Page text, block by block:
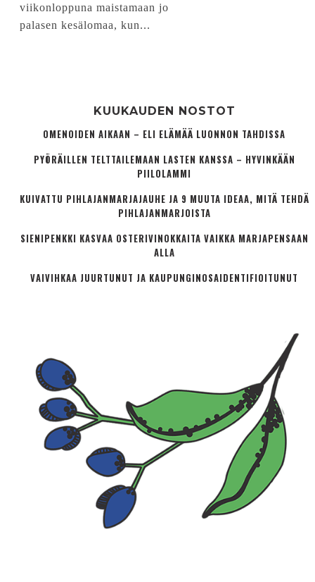
viikonloppuna maistamaan jo
palasen kesälomaa, kun...
KUUKAUDEN NOSTOT
OMENOIDEN AIKAAN – ELI ELÄMÄÄ LUONNON TAHDISSA
PYÖRÄILLEN TELTTAILEMAAN LASTEN KANSSA – HYVINKÄÄN
PIILOLAMMI
KUIVATTU PIHLAJANMARJAJAUHE JA 9 MUUTA IDEAA, MITÄ TEHDÄ
PIHLAJANMARJOISTA
SIENIPENKKI KASVAA OSTERIVINOKKAITA VAIKKA MARJAPENSAAN
ALLA
VAIVIHKAA JUURTUNUT JA KAUPUNGINOSA­IDENTIFIOITUNUT